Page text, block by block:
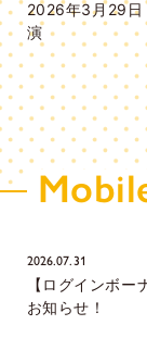
2026年3月29日
演
2026.07.31
【ログインボ
お知らせ！